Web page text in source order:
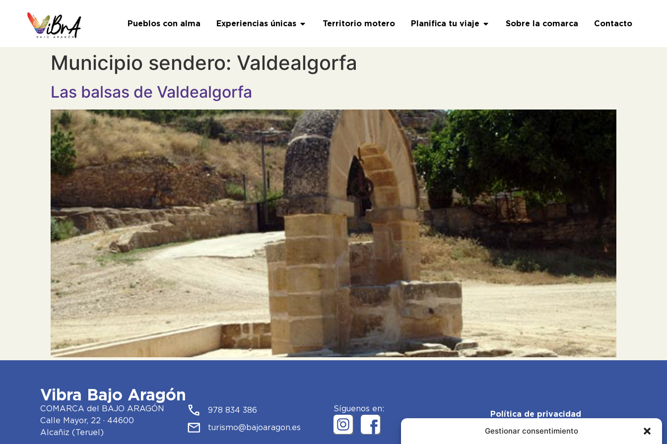
Gestionar consentimiento
Pueblos con alma Experiencias únicas Territorio motero Planifica tu viaje Sobre la comarca Contacto
Municipio sendero: Valdealgorfa
Las balsas de Valdealgorfa
Vibra Bajo Aragón
COMARCA del BAJO ARAGÓN
Calle Mayor, 22 · 44600
Alcañiz (Teruel)
978 834 386
turismo@bajoaragon.es
Síguenos en:
Política de privacidad
Política de cookies